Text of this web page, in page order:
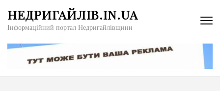
вмісту
Enter)
НЕДРИГАЙЛІВ.IN.UA
Інформаційний портал Недригайлівщини